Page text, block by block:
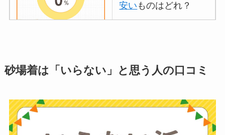
安い ものはどれ？
代用やおすすめは？
いい？
砂場着は「いらない」と思う人の口コミ